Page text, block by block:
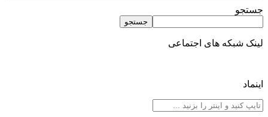
جستجو
جستجو
لینک شبکه های اجتماعی
اینماد